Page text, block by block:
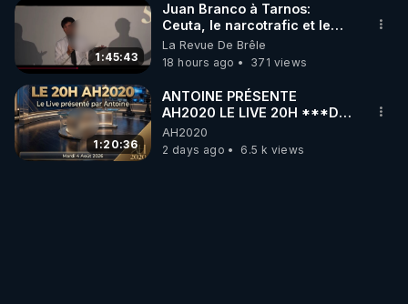
1:45:43
Juan Branco à Tarnos:
Ceuta, le narcotrafic et le
pouvoir en France
La Revue De Brêle
18 hours ago
371 views
1:20:36
ANTOINE PRÉSENTE
AH2020 LE LIVE 20H ***DU
04/08/2026*** 📷LE
GRAND RÉVEIL EST EN
MARCHE 📷
AH2020
2 days ago
6.5 k views